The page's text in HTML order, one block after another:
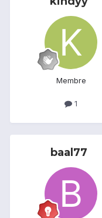
Membre
1
baal77